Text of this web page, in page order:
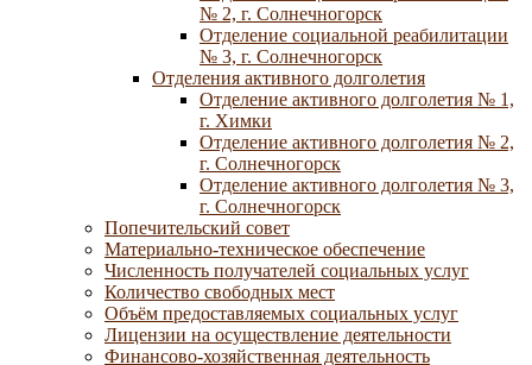
№ 2, г. Солнечногорск
Отделение социальной реабилитации
№ 3, г. Солнечногорск
Отделения активного долголетия
Отделение активного долголетия № 1,
г. Химки
Отделение активного долголетия № 2,
г. Солнечногорск
Отделение активного долголетия № 3,
г. Солнечногорск
Попечительский совет
Материально-техническое обеспечение
Численность получателей социальных услуг
Количество свободных мест
Объём предоставляемых социальных услуг
Лицензии на осуществление деятельности
Финансово-хозяйственная деятельность